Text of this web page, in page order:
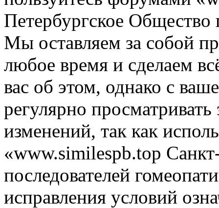
Петербургское Общество
Мы оставляем за собой
любое время и сделаем
вас об этом, однако с
регулярно просматривать
изменений, так как
«www.similespb.top
последователей
исправления условий